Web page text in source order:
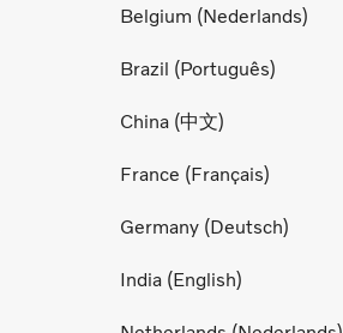
Belgium (Nederlands)
Brazil (Português)
China (中文)
France (Français)
Germany (Deutsch)
India (English)